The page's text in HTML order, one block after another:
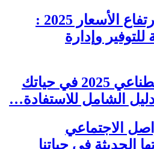
الاقتصاد وارتفاع الأسعار 2025 :
وإدارة
الذكاء الاصطناعي 2025 في حياتك
الشامل للاستفادة…
الاجتماعي
الحديثة في حياتنا